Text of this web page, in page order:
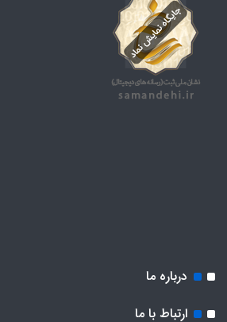
درباره ما
ارتباط با ما